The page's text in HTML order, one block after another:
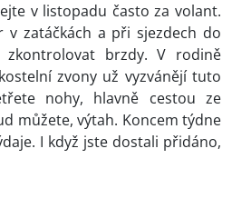
v listopadu často za volant.
v zatáčkách a při sjezdech do
zkontrolovat brzdy. V rodině
zvony už vyzvánějí tuto
nohy, hlavně cestou ze
můžete, výtah. Koncem týdne
I když jste dostali přidáno,